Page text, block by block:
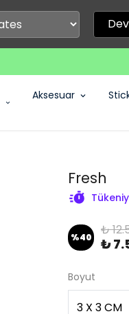
Aksesuar
Fresh
%40 ₺
₺
Boyut